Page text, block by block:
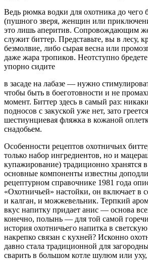
Ведь рюмка водки для охотника до чего
(пушного зверя, женщин или
это лишь аперитив. Сопровождающим
служит биттер. Представьте, вы в лесу,
безмолвие, либо сырая весна или
даже жара тропиков. Неотступно
упорно сидите
в засаде на лабазе — нужно
чтобы быть в боеготовности и не
момент. Биттер здесь в самый раз:
подносов с закуской уже нет, зато
шестиунциевая фляжка в кожаной
снадобьем.
Особенности рецептов охотничьих
только на­бор ингредиентов, но и
купажирование) традиционно хранятся в
основные компо­ненты известны
рецептурном справочнике 1981 года
«Охотничьей» на­стойки, он включает в
и калган, и можжевельник. Терпкий
вкус напитку придает анис — основа
конечно, полынь — для той самой
история охотничьего напитка в
накрепко связан с кухней? Исконно
давно стала традици­онной для
сварить в большом котле шулюм или уху,